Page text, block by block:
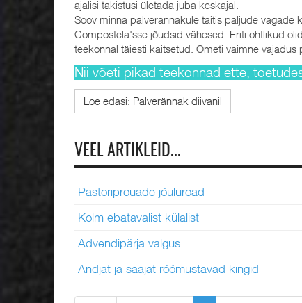
ajalisi takistusi ületada juba keskajal.
Soov minna palverännakule täitis paljude vagade
Compostela'sse jõudsid vähesed. Eriti ohtlikud
teekonnal täiesti kaitsetud. Ometi vaimne
Nii võeti pikad teekonnad ette,
Loe edasi: Palverännak diivanil
VEEL ARTIKLEID...
Pastoriprouade jõuluroad
Kolm ebatavalist külalist
Advendipärja valgus
Andjat ja saajat rõõmustavad kingid